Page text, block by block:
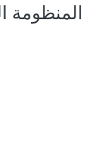
المنظومة